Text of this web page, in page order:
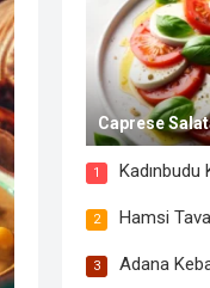
Caprese
1
2 Hamsi Tava
3 Adana